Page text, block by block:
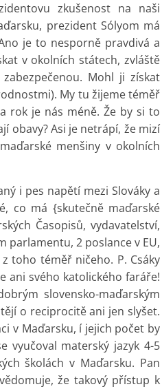
zkušenost na naši
prezident Sólyom má
je to nesporně pravdivá a
v okolních státech, zvláště
Mohl ji získat
My tu žijeme téměř
rok je nás méně. Že by si to
obavy? Asi je netrápí, že mizí
menšiny v okolních
i pes napětí mezi Slováky a
co má {skutečně maďarské
Časopisů, vydavatelství,
parlamentu, 2 poslance v EU,
toho téměř ničeho. P. Csáky
ani svého katolického faráře!
slovensko-maďarským
o reciprocitě ani jen slyšet.
v Maďarsku, í jejich počet by
vyučoval materský jazyk 4-5
školách v Maďarsku. Pan
že takový přístup k